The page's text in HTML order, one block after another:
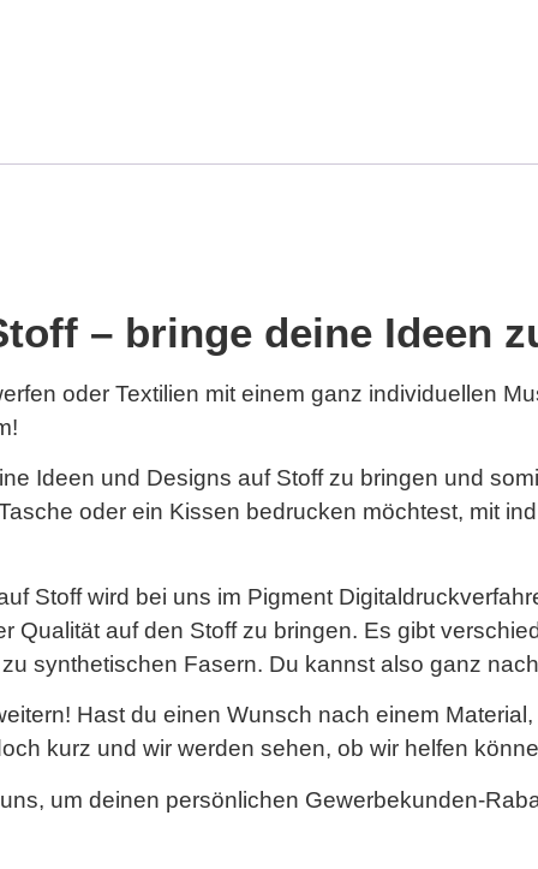
– bringe deine Ideen
oder Textilien mit einem ganz individuellen
Ideen und Designs auf Stoff zu bringen und
oder ein Kissen bedrucken möchtest, mit
Stoff wird bei uns im Pigment
Qualität auf den Stoff zu bringen. Es gibt
synthetischen Fasern. Du kannst also ganz
Hast du einen Wunsch nach einem
kurz und wir werden sehen, ob wir helfen
um deinen persönlichen Gewerbekunden-